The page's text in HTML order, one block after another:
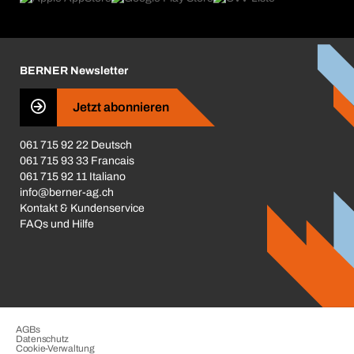
Business Conduct
BERNER Newsletter
Jetzt abonnieren
061 715 92 22 Deutsch
061 715 93 33 Francais
061 715 92 11 Italiano
info@berner-ag.ch
Kontakt & Kundenservice
FAQs und Hilfe
AGBs
Datenschutz
Cookie-Verwaltung